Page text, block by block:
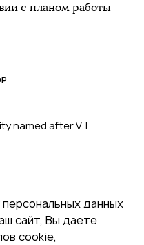
с планом работы
named after V. I.
данных
сайт, Вы даете
cookie,